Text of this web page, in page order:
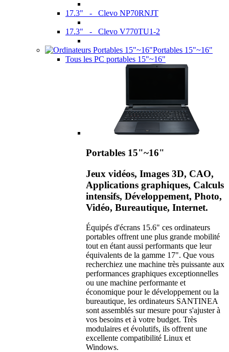
17.3" - Clevo NP70RNJT
17.3" - Clevo V770TU1-2
Portables 15"~16"
Tous les PC portables 15"~16"
Portables 15"~16"
Jeux vidéos, Images 3D, CAO,
Applications graphiques, Calculs
intensifs, Développement, Photo,
Vidéo, Bureautique, Internet.
Équipés d'écrans 15.6" ces ordinateurs
portables offrent une plus grande mobilité
tout en étant aussi performants que leur
équivalents de la gamme 17". Que vous
recherchiez une machine très puissante aux
performances graphiques exceptionnelles
ou une machine performante et
économique pour le développement ou la
bureautique, les ordinateurs SANTINEA
sont assemblés sur mesure pour s'ajuster à
vos besoins et à votre budget. Très
modulaires et évolutifs, ils offrent une
excellente compatibilité Linux et
Windows.